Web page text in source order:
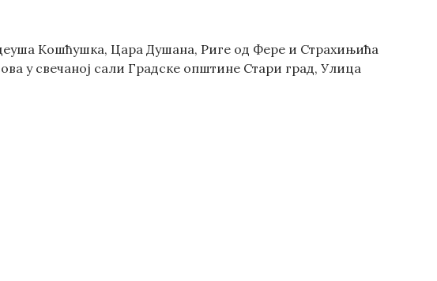
Kошћушка, Цара Душана, Риге од Фере и Страхињића
у свечаној сали Градске општине Стари град, Улица